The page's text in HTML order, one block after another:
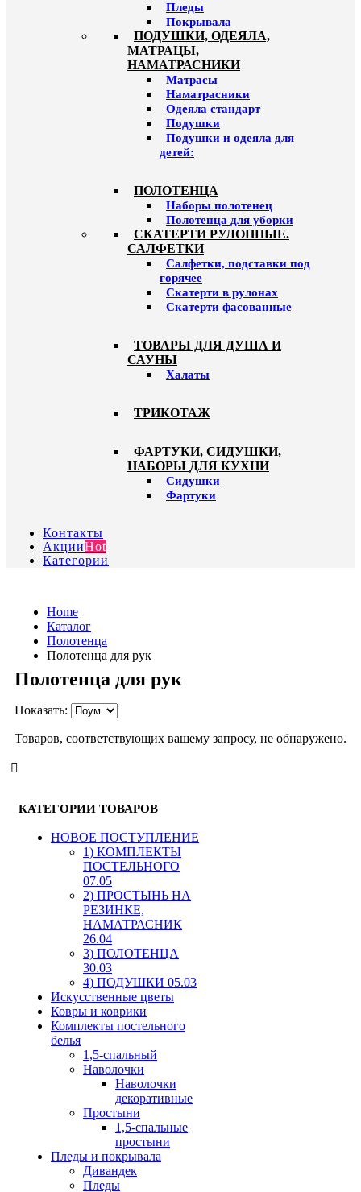
Пледы
Покрывала
ПОДУШКИ, ОДЕЯЛА,
МАТРАЦЫ,
НАМАТРАСНИКИ
Матрасы
Наматрасники
Одеяла стандарт
Подушки
Подушки и одеяла для
детей:
ПОЛОТЕНЦА
Наборы полотенец
Полотенца для уборки
СКАТЕРТИ РУЛОННЫЕ.
САЛФЕТКИ
Салфетки, подставки под
горячее
Скатерти в рулонах
Скатерти фасованные
ТОВАРЫ ДЛЯ ДУША И
САУНЫ
Халаты
ТРИКОТАЖ
ФАРТУКИ, СИДУШКИ,
НАБОРЫ ДЛЯ КУХНИ
Сидушки
Фартуки
Контакты
АкцииHot
Категории
Home
Каталог
Полотенца
Полотенца для рук
Полотенца для рук
Показать:
Товаров, соответствующих вашему запросу, не обнаружено.
КАТЕГОРИИ ТОВАРОВ
HОВОЕ ПОСТУПЛЕНИЕ
1) КОМПЛЕКТЫ
ПОСТЕЛЬНОГО
07.05
2) ПРОСТЫНЬ НА
РЕЗИНКЕ,
НАМАТРАСНИК
26.04
3) ПОЛОТЕНЦА
30.03
4) ПОДУШКИ 05.03
Искусственные цветы
Ковры и коврики
Комплекты постельного
белья
1,5-спальный
Наволочки
Наволочки
декоративные
Простыни
1,5-спальные
простыни
Пледы и покрывала
Дивандек
Пледы